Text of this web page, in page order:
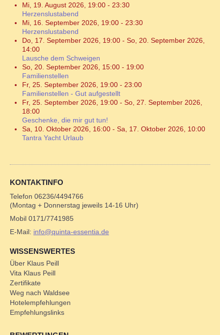
Mi, 19. August 2026 19:00 - 23:30
Herzenslustabend
Mi, 16. September 2026
19:00 - 23:30
Herzenslustabend
Do, 17. September 2026
19:00 - So, 20. September 2026
14:00
Lausche dem Schweigen
So, 20. September 2026
15:00 - 19:00
Familienstellen
Fr, 25. September 2026
19:00 - 23:00
Familienstellen - Gut aufgestellt
Fr, 25. September 2026
19:00 - So, 27. September 2026
18:00
Geschenke, die mir gut tun!
Sa, 10. Oktober 2026
16:00 - Sa, 17. Oktober 2026
10:00
Tantra Yacht Urlaub
KONTAKTINFO
Telefon 06236/4494766
(Montag + Donnerstag jeweils 14-16 Uhr)
Mobil 0171/7741985
E-Mail: info@quinta-essentia.de
WISSENSWERTES
Über Klaus Peill
Vita Klaus Peill
Zertifikate
Weg nach Waldsee
Hotelempfehlungen
Empfehlungslinks